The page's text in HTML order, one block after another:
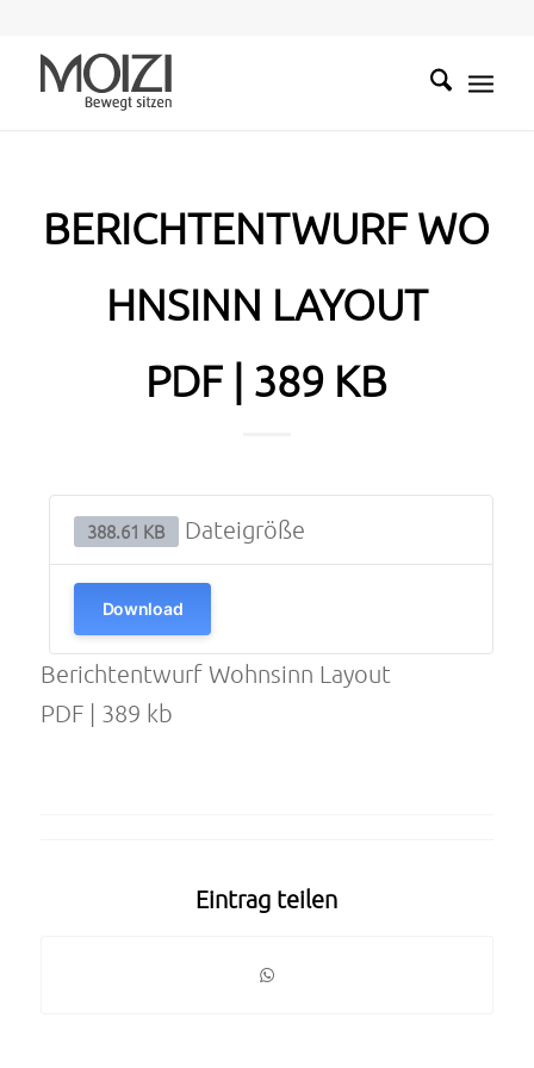
BERICHTENTWURF WO
HNSINN LAYOUT
PDF | 389 KB
388.61 KB Dateigröße
Download
Berichtentwurf Wohnsinn Layout
PDF | 389 kb
Eintrag teilen